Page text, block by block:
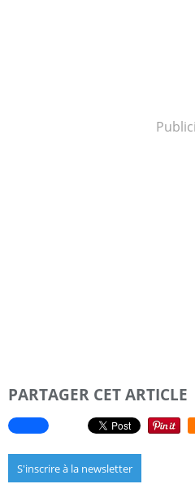
PARTAGER CET ARTICLE
S'inscrire à la newsletter